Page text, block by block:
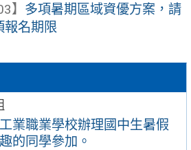
業職業學校辦理國中生暑假
的同學參加。
】 多項暑期區域資優方案，請
報名期限